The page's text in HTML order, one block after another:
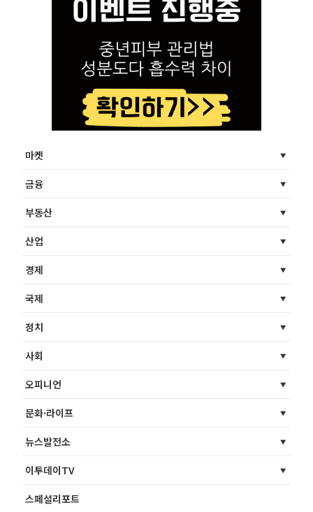
마켓
금융
부동산
산업
경제
국제
정치
사회
오피니언
문화·라이프
뉴스발전소
이투데이TV
스페셜리포트